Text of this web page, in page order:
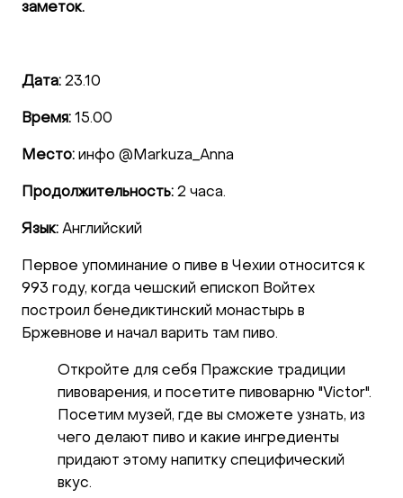
заметок.
Дата: 23.10
Время: 15.00
Место: инфо @Markuza_Anna
Продолжительность: 2 часа.
Язык: Английский
Первое упоминание о пиве в Чехии относится к
993 году, когда чешский епископ Войтех
построил бенедиктинский монастырь в
Бржевнове и начал варить там пиво.
Откройте для себя Пражские традиции
пивоварения, и посетите пивоварню "Victor".
Посетим музей, где вы сможете узнать, из
чего делают пиво и какие ингредиенты
придают этому напитку специфический
вкус.